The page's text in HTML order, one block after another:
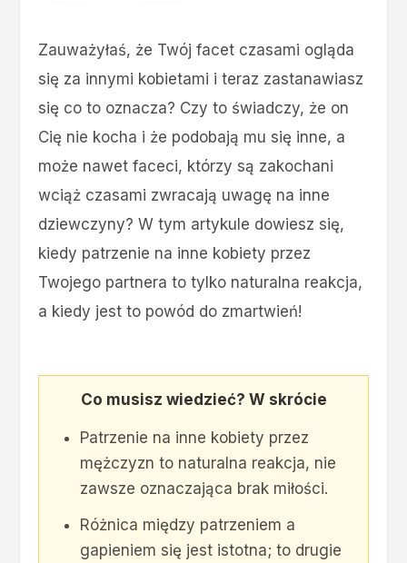
Zauważyłaś, że Twój facet czasami ogląda
się za innymi kobietami i teraz zastanawiasz
się co to oznacza? Czy to świadczy, że on
Cię nie kocha i że podobają mu się inne, a
może nawet faceci, którzy są zakochani
wciąż czasami zwracają uwagę na inne
dziewczyny? W tym artykule dowiesz się,
kiedy patrzenie na inne kobiety przez
Twojego partnera to tylko naturalna reakcja,
a kiedy jest to powód do zmartwień!
Co musisz wiedzieć? W skrócie
Patrzenie na inne kobiety przez
mężczyzn to naturalna reakcja, nie
zawsze oznaczająca brak miłości.
Różnica między patrzeniem a
gapieniem się jest istotna; to drugie